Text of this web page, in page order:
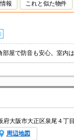
報 これと似た物件
府大阪市大正区泉尾４丁目
周辺地図